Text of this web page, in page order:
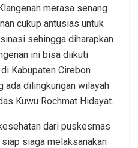
merasa senang
cukup antusias untuk
sehingga diharapkan
ini bisa diikuti
Kabupaten Cirebon
ada dilingkungan wilayah
Kuwu Rochmat Hidayat.
dari puskesmas
siaga melaksanakan